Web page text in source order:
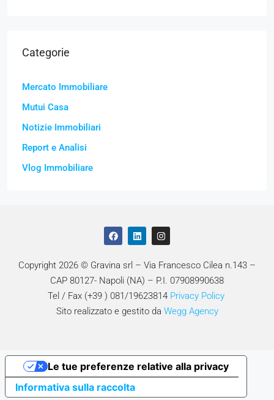
Categorie
Mercato Immobiliare
Mutui Casa
Notizie Immobiliari
Report e Analisi
Vlog Immobiliare
Copyright 2026 © Gravina srl – Via Francesco Cilea n.143 –
CAP 80127- Napoli (NA) – P.I. 07908990638
Tel / Fax (+39 ) 081/19623814 Privacy Policy
Sito realizzato e gestito da Wegg Agency
Informativa sulla raccolta
Le tue preferenze relative alla privacy